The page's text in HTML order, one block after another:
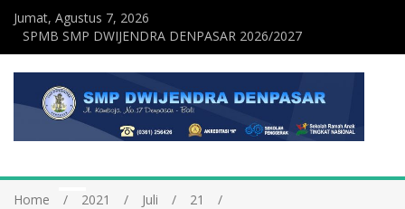
Jumat, Agustus 7, 2026
SPMB SMP DWIJENDRA DENPASAR 2026/2027
Home 2021 Juli
21